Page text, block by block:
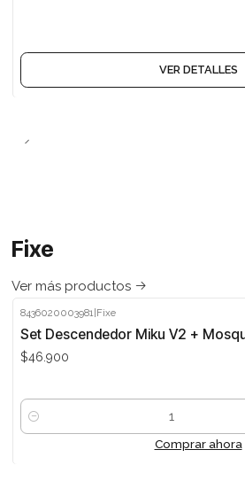
VER DETALLES
Fixe
Ver más productos
8436020003981 Fixe
Set Descendedor Miku V2 +
$46.900
Cantidad
Comprar ahora